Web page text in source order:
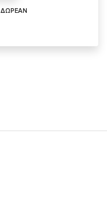
ΔΩΡΕΑΝ